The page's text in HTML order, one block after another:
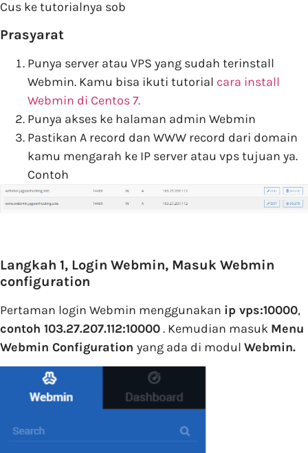
Cus ke tutorialnya sob
Prasyarat
Punya server atau VPS yang sudah terinstall
Webmin. Kamu bisa ikuti tutorial cara install
Webmin di Centos 7.
Punya akses ke halaman admin Webmin
Pastikan A record dan WWW record dari domain
kamu mengarah ke IP server atau vps tujuan ya.
Contoh
Langkah 1, Login Webmin, Masuk Webmin
configuration
Pertaman login Webmin menggunakan ip vps:10000,
contoh 103.27.207.112:10000. Kemudian masuk Menu
Webmin Configuration yang ada di modul Webmin.